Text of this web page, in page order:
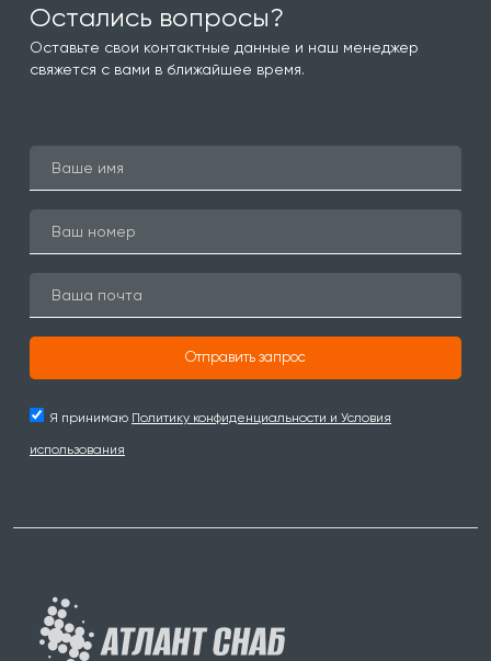
Остались вопросы?
Оставьте свои контактные данные и наш менеджер
свяжется с вами в ближайшее время.
Отправить запрос
Я принимаю Политику конфиденциальности и Условия
использования